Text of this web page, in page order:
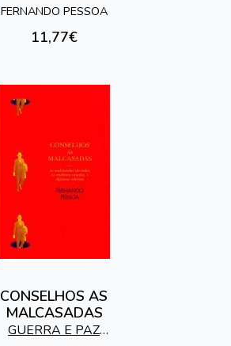
EDITORES
FERNANDO PESSOA
11,77€
CONSELHOS AS
MALCASADAS
GUERRA E PAZ